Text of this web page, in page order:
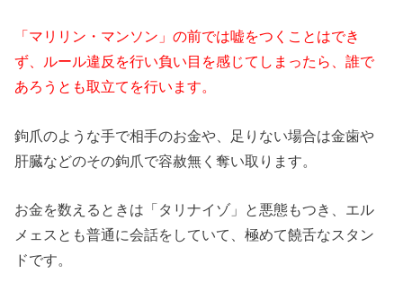
「マリリン・マンソン」の前では嘘をつくことはでき
ず、ルール違反を行い負い目を感じてしまったら、誰で
あろうとも取立てを行います。
鉤爪のような手で相手のお金や、足りない場合は金歯や
肝臓などのその鉤爪で容赦無く奪い取ります。
お金を数えるときは「タリナイゾ」と悪態もつき、エル
メェスとも普通に会話をしていて、極めて饒舌なスタン
ドです。